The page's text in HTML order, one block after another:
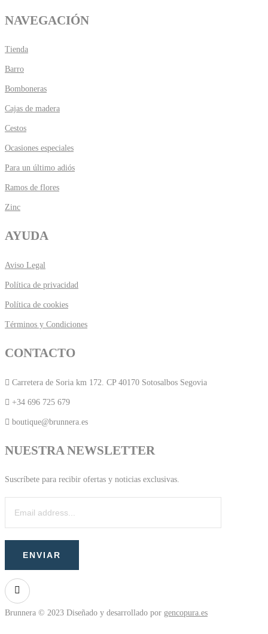
NAVEGACIÓN
Tienda
Barro
Bomboneras
Cajas de madera
Cestos
Ocasiones especiales
Para un último adiós
Ramos de flores
Zinc
AYUDA
Aviso Legal
Política de privacidad
Política de cookies
Términos y Condiciones
CONTACTO
Carretera de Soria km 172. CP 40170 Sotosalbos Segovia
+34 696 725 679
boutique@brunnera.es
NUESTRA NEWSLETTER
Suscríbete para recibir ofertas y noticias exclusivas.
Brunnera © 2023 Diseñado y desarrollado por gencopura.es